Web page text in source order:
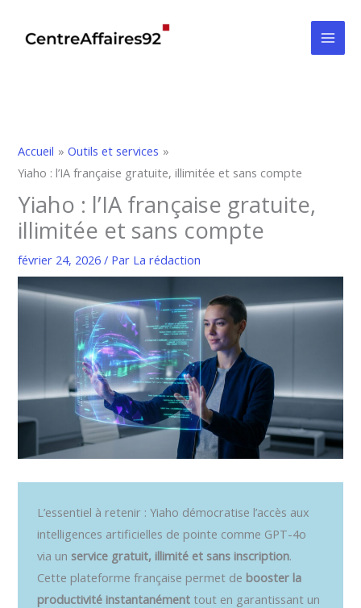
Accueil
Outils et services
Yiaho : l’IA française gratuite, illimitée et sans compte
Yiaho : l’IA française gratuite,
illimitée et sans compte
février 24, 2026/ Par La rédaction
L’essentiel à retenir : Yiaho démocratise l’accès aux
intelligences artificielles de pointe comme GPT-4o
via un service gratuit, illimité et sans inscription.
Cette plateforme française permet de booster la
productivité instantanément tout en garantissant un